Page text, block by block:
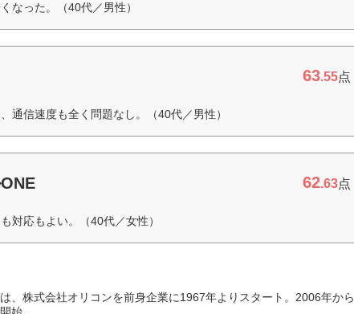
なった。（40代／男性）
63.55点
通信速度も全く問題なし。（40代／男性）
62.63点
対応もよい。（40代／女性）
、株式会社オリコンを前身企業に1967年よりスタート。2006年から